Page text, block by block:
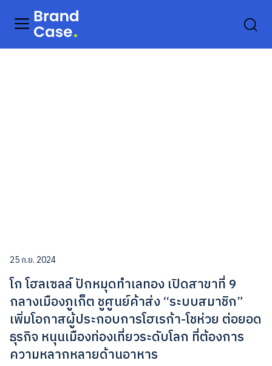
25 ก.ย. 2024
โก โฮลเซลล์ ปักหมุดทำเลทอง เปิดสาขาที่ 9
กลางเมืองภูเก็ต ชูศูนย์ค้าส่ง “ระบบสมาชิก”
เพิ่มโอกาสผู้ประกอบการโฮเรก้า-โชห่วย ต่อยอด
ธุรกิจ หนุนเมืองท่องเที่ยวระดับโลก ที่ต้องการ
ความหลากหลายด้านอาหาร